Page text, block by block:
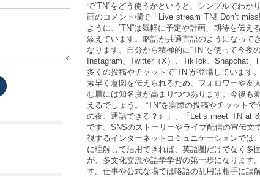
で“TN”をどう使うかというと、シンプルでわ
画のコメント欄で「Live stream TN! Don’t
ように、”TN”は気軽に予定や計画、期待を伝
添えています。略語が共通言語のようになって
なります。自分から積極的に“TN”を使って今
Instagram、Twitter（X）、TikTok、Snapchat
多くの投稿やチャットで“TN”が登場していま
素早く意図を伝えられるため、フォロワーや友
む層には知名度が高まりつつあります。今後も
えるでしょう。 “TN”を実際の投稿やチャット
の夜、通話できる？）」、「Let’s meet TN at
です。SNSのストーリーやライブ配信の宣伝文
視するインターネットコミュニケーションでは
に理解して活用できれば、英語圏だけでなく多
が、多文化交流や語学学習の第一歩になります
す。仕事や公式な場では略語の乱用は相手に誤